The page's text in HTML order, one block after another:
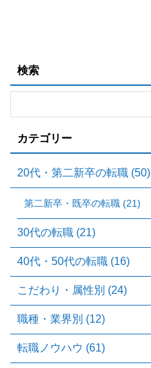
検索
カテゴリー
20代・第二新卒の転職 (50)
第二新卒・既卒の転職 (21)
30代の転職 (21)
40代・50代の転職 (16)
こだわり・属性別 (24)
職種・業界別 (12)
転職ノウハウ (61)